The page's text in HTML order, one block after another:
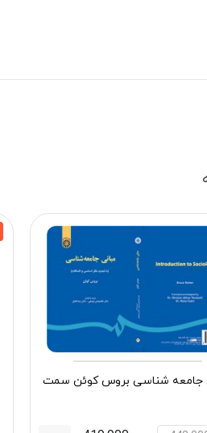
جامعه‌ شناسی بروس کوئن سمت